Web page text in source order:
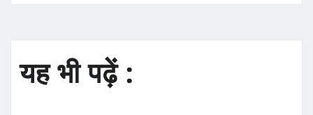
यह भी पढ़ें :